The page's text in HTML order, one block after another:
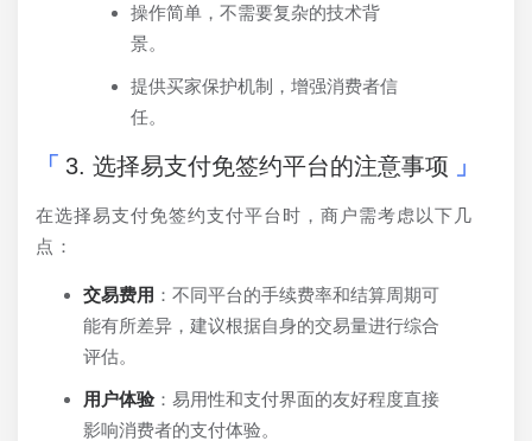
操作简单，不需要复杂的技术背
景。
提供买家保护机制，增强消费者信
任。
3. 选择易支付免签约平台的注意事项
在选择易支付免签约支付平台时，商户需考虑以下几
点：
交易费用 ：不同平台的手续费率和结算周期可
能有所差异，建议根据自身的交易量进行综合
评估。
用户体验：易用性和支付界面的友好程度直接
影响消费者的支付体验。